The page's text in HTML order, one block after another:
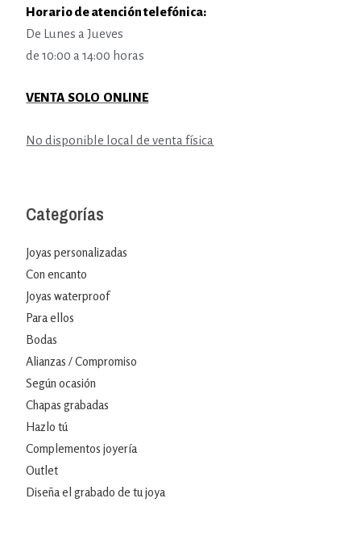
Horario de atención telefónica:
De Lunes a Jueves
de 10:00 a 14:00 horas
VENTA SOLO ONLINE
No disponible local de venta física
Categorías
Joyas personalizadas
Con encanto
Joyas waterproof
Para ellos
Bodas
Alianzas / Compromiso
Según ocasión
Chapas grabadas
Hazlo tú
Complementos joyería
Outlet
Diseña el grabado de tu joya